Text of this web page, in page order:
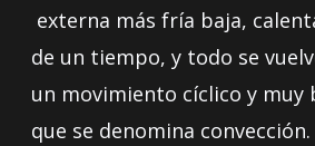
externa más fría baja,
de un tiempo, y todo se
un movimiento cíclico y muy
que se denomina convección.